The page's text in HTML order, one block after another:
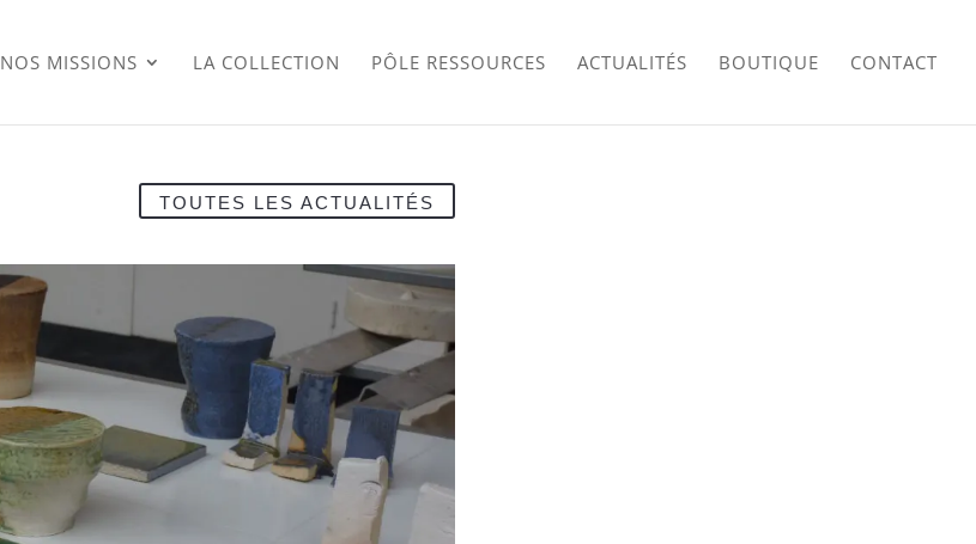
NOS MISSIONS LA COLLECTION PÔLE RESSOURCES ACTUALITÉS BOUTIQUE CONTACT
TOUTES LES ACTUALITÉS